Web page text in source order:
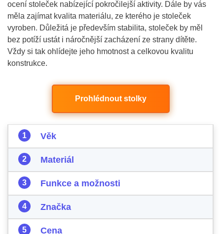
ocení stoleček nabízející pokročilejší aktivity. Dále by vás
měla zajímat kvalita materiálu, ze kterého je stoleček
vyroben. Důležitá je především stabilita, stoleček by měl
bez potíží ustát i náročnější zacházení ze strany dítěte.
Vždy si tak ohlídejte jeho hmotnost a celkovou kvalitu
konstrukce.
Prohlédnout stolky
Věk
Materiál
Funkce a možnosti
Značka
Cena